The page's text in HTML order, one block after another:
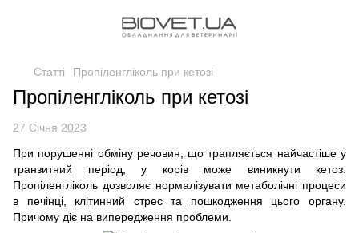
Статті Пропіленгліколь при кетозі
Пропіленгліколь при кетозі
27 Січня 2023
При порушенні обміну речовин, що трапляється найчастіше у
транзитний період, у корів може виникнути кетоз
Пропіленгліколь дозволяє нормалізувати метаболічні процеси
в печінці, клітинний стрес та пошкодження цього органу.
Причому діє на випередження проблеми.